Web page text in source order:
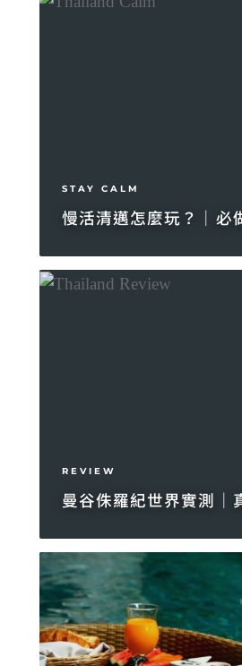
STAY CALM
慢活清邁怎麼玩？｜必
REVIEW
曼谷侏羅紀世界實測｜